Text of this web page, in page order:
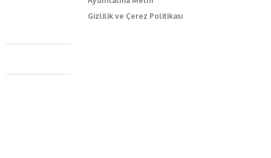
Gizlilik ve Çerez Politikası
Caferağa Mah. Dr. Şakir Paşa Sok. No3/A Kadıköy İstanbul
+90 543 345 46 00